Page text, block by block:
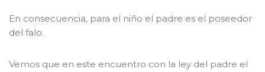
En consecuencia, para el niño el padre es el poseedor
del falo.
Vemos que en este encuentro con la ley del padre el